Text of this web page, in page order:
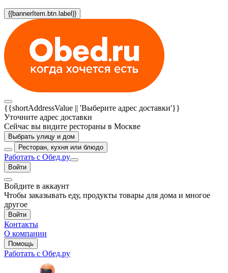
{{bannerItem.btn.label}}
{{shortAddressValue || 'Выберите адрес доставки'}}
Уточните адрес доставки
Сейчас вы видите рестораны в Москве
Выбрать улицу и дом
Ресторан, кухня или блюдо
Работать с Обед.ру
Войти
Войдите в аккаунт
Чтобы заказывать еду, продукты товары для дома и многое
другое
Войти
Контакты
О компании
Помощь
Работать с Обед.ру